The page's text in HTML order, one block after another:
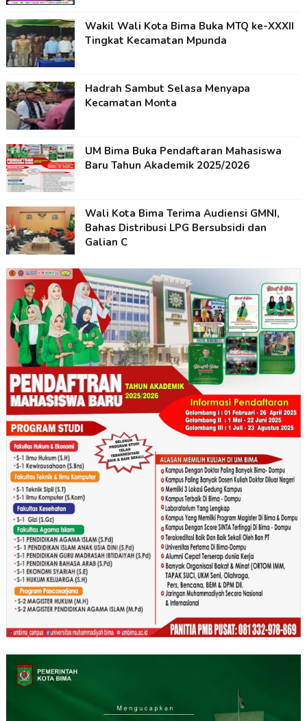
Wakil Wali Kota Bima Buka MTQ ke-XXXII
Tingkat Kecamatan Mpunda
Hadrah Sambut Selasa Menyapa
Kecamatan Monta
UM Bima Buka Pendaftaran Mahasiswa
Baru Tahun Akademik 2025/2026
Wali Kota Bima Terima Audiensi GMNI,
Bahas Distribusi LPG Bersubsidi dan
Galian C